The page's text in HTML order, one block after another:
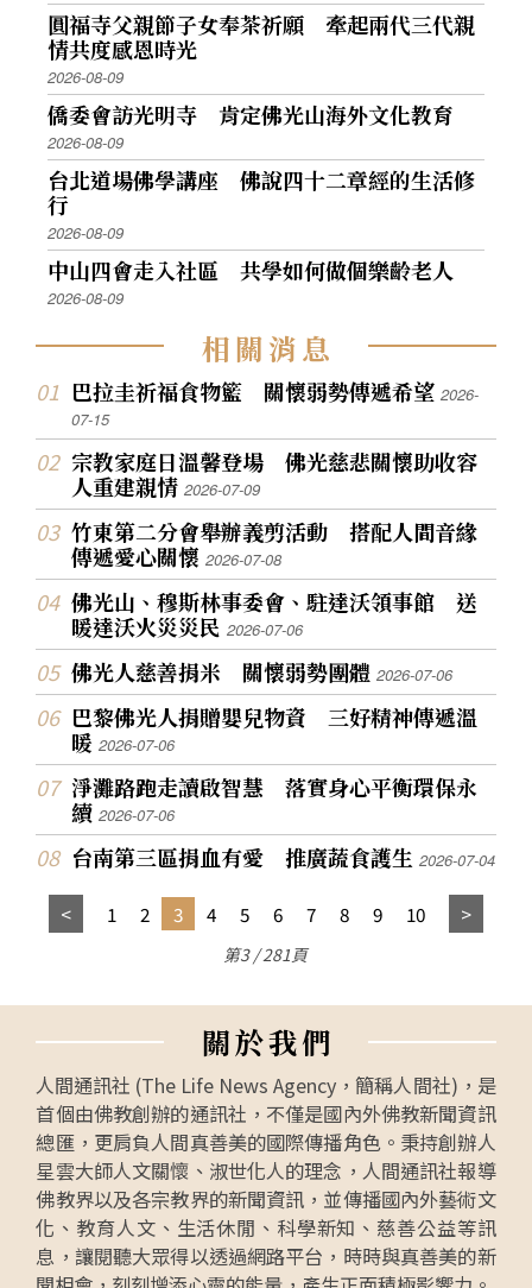
圓福寺父親節子女奉茶祈願 牽起兩代三代親
情共度感恩時光
2026-08-09
僑委會訪光明寺 肯定佛光山海外文化教育
2026-08-09
台北道場佛學講座 佛說四十二章經的生活修
行
2026-08-09
中山四會走入社區 共學如何做個樂齡老人
2026-08-09
相關消息
巴拉圭祈福食物籃 關懷弱勢傳遞希望2026-
07-15
宗教家庭日溫馨登場 佛光慈悲關懷助收容
人重建親情2026-07-09
竹東第二分會舉辦義剪活動 搭配人間音緣
傳遞愛心關懷2026-07-08
佛光山、穆斯林事委會、駐達沃領事館 送
暖達沃火災災民2026-07-06
佛光人慈善捐米 關懷弱勢團體2026-07-06
巴黎佛光人捐贈嬰兒物資 三好精神傳遞溫
暖2026-07-06
淨灘路跑走讀啟智慧 落實身心平衡環保永
續2026-07-06
台南第三區捐血有愛 推廣蔬食護生2026-07-04
1 2 3 4 5 6 7 8 9 10
第3 / 281頁
關於我們
人間通訊社 (The Life News Agency，簡稱人間社)，是
首個由佛教創辦的通訊社，不僅是國內外佛教新聞資訊
總匯，更肩負人間真善美的國際傳播角色。秉持創辦人
星雲大師人文關懷、淑世化人的理念，人間通訊社報導
佛教界以及各宗教界的新聞資訊，並傳播國內外藝術文
化、教育人文、生活休閒、科學新知、慈善公益等訊
息，讓閱聽大眾得以透過網路平台，時時與真善美的新